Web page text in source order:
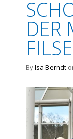
DER
ByIsa Berndt